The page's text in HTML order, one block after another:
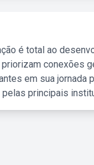
é total ao
conexões
em sua jornada
principais